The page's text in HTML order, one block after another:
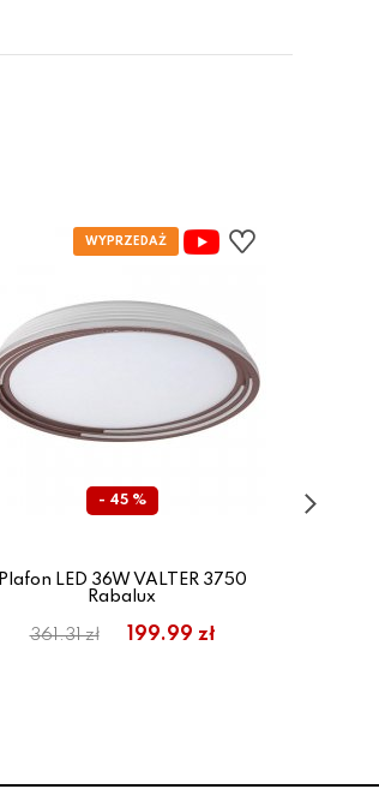
- 45 %
Plafon LED 36W VALTER 3750
Rabalux
361.31 zł 199.99 zł